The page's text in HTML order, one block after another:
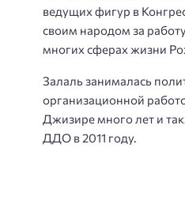
ведущих фигур в
своим народом за
многих сферах жизни
Залаль занималась
организационной
Джизире много лет и
ДДО в 2011 году.